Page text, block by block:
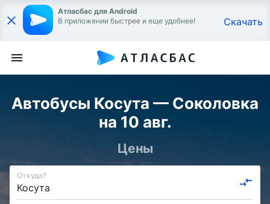
Атласбас для Android
В приложении быстрее и еще удобнее!
Скачать
Автобусы Косута — Соколовка
на 10 авг.
Цены
Откуда?